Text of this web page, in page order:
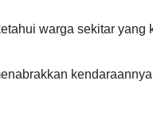
warga sekitar